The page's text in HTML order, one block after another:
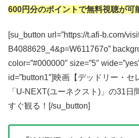
600円分のポイントで無料視聴が可
[su_button url=”https://t.afi-b.com/
B4088629_4&p=W611767o”
color=”#000000″ size=”5″
id=”button1″]映画【デッドリー・セ
「U-NEXT(ユーネクスト)」の31日
すぐ観る！[/su_button]